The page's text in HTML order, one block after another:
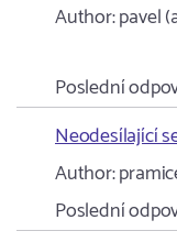
Author:pavel
Poslední
Neodesílající
Author:
Poslední